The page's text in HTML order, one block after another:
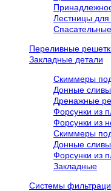
Лестницы для
Переливные
Закладные детали
Скиммеры
Донные
Дренажные
Форсунки из
Форсунки из
Скиммеры
Донные
Форсунки из
Закладные
Системы